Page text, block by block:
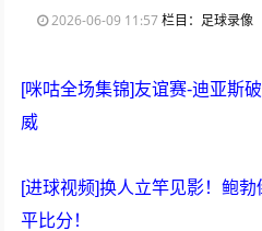
2026-06-09 11:57栏目：足球录像
[咪咕全场集锦]友谊赛-迪亚斯
威
[进球视频]换人立竿见影！鲍
平比分！